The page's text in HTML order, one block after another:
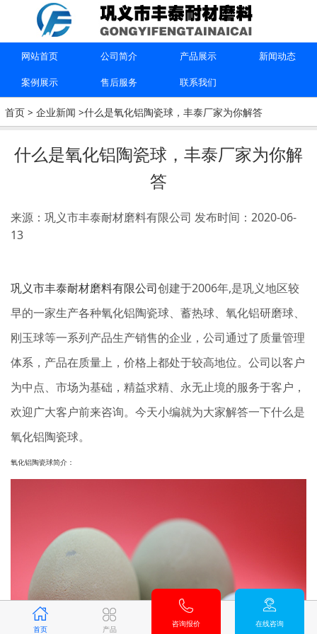
首页 产品
咨询报价 在线咨询
网站首页 公司简介 产品展示 新闻动态
案例展示 售后服务 联系我们
首页> 企业新闻 >什么是氧化铝陶瓷球，丰泰厂家为你解答
什么是氧化铝陶瓷球，丰泰厂家为你解
答
来源：巩义市丰泰耐材磨料有限公司 发布时间：2020-06-
13
巩义市丰泰耐材磨料有限公司创建于2006年,是巩义地区较
早的一家生产各种氧化铝陶瓷球、蓄热球、氧化铝研磨球、
刚玉球等一系列产品生产销售的企业，公司通过了质量管理
体系，产品在质量上，价格上都处于较高地位。公司以客户
为中点、市场为基础，精益求精、永无止境的服务于客户，
欢迎广大客户前来咨询。今天小编就为大家解答一下什么是
氧化铝陶瓷球。
氧化铝陶瓷球简介：
上一篇：耐火球详细讲解
下一篇： 蓄热球和耐火球一样吗？
联系我们
15670615091
巩义市丰泰耐材磨料有限公司